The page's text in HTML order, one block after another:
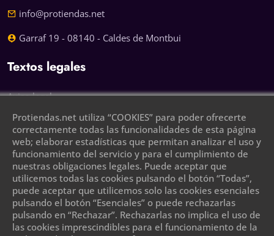
info@protiendas.net
Garraf 19 - 08140 - Caldes de Montbui
Textos legales
Aviso legal
Política de privacidad
Política de cookies
Deja tu teléfono y te llamaremos
Protiendas.net utiliza “COOKIES” para poder ofrecerte
correctamente todas las funcionalidades de esta página
web; elaborar estadísticas que permitan analizar el uso y
funcionamiento del servicio y para el cumplimiento de
nuestras obligaciones legales. Puede aceptar que
utilicemos todas las cookies pulsando el botón “Todas”,
puede aceptar que utilicemos solo las cookies esenciales
pulsando el botón “Esenciales” o puede rechazarlas
pulsando en “Rechazar”. Rechazarlas no implica el uso de
las cookies imprescindibles para el funcionamiento de la